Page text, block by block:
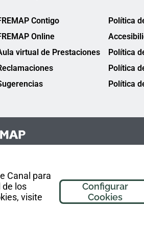
Canal para
de los
visite
Configurar
Cookies
Contigo
Online
virtual de Prestaciones
Política
Política
Política
Política